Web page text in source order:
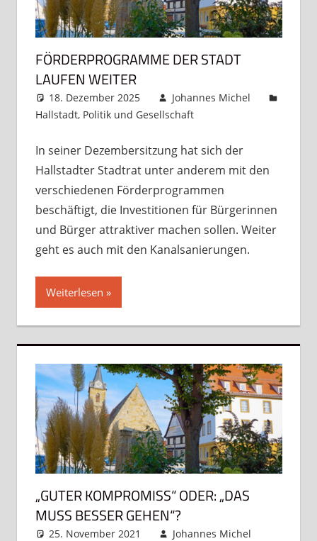
FÖRDERPROGRAMME DER STADT
LAUFEN WEITER
18. Dezember 2025
Johannes Michel
Hallstadt, Politik und Gesellschaft
In seiner Dezembersitzung hat sich der
Hallstadter Stadtrat unter anderem mit den
verschiedenen Förderprogrammen
beschäftigt, die Investitionen für Bürgerinnen
und Bürger attraktiver machen sollen. Weiter
geht es auch mit den Kanalsanierungen.
Weiterlesen
„GUTER KOMPROMISS“ ODER: „DAS
MUSS BESSER GEHEN“?
25. November 2021
Johannes Michel